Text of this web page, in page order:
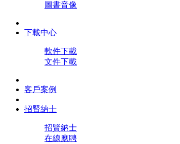
圖書音像
下載中心
軟件下載
文件下載
客戶案例
招賢納士
招賢納士
在線應聘